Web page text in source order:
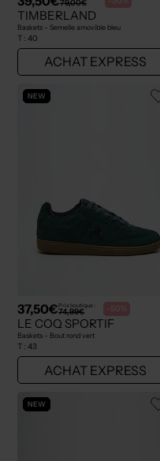
79,00€
TIMBERLAND
Baskets - Semelle amovible bleu
T : 40
ACHAT EXPRESS
NEW
37,50€Prix boutique :
74,99€ -50%
LE COQ SPORTIF
Baskets - Bout rond vert
T : 43
ACHAT EXPRESS
NEW